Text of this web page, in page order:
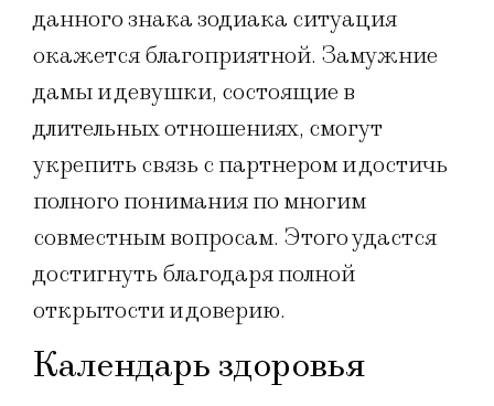
данного знака зодиака ситуация
окажется благоприятной. Замужние
дамы и девушки, состоящие в
длительных отношениях, смогут
укрепить связь с партнером и достичь
полного понимания по многим
совместным вопросам. Этого удастся
достигнуть благодаря полной
открытости и доверию.
Календарь здоровья